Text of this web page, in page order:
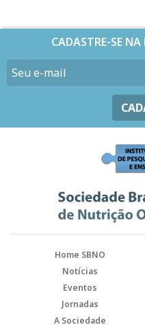
CADASTRE-SE
Home SBNO
Notícias
Eventos
Jornadas
A Sociedade